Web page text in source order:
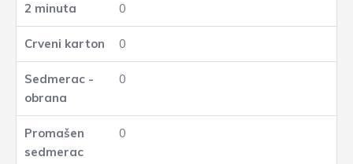
0
0
0
0